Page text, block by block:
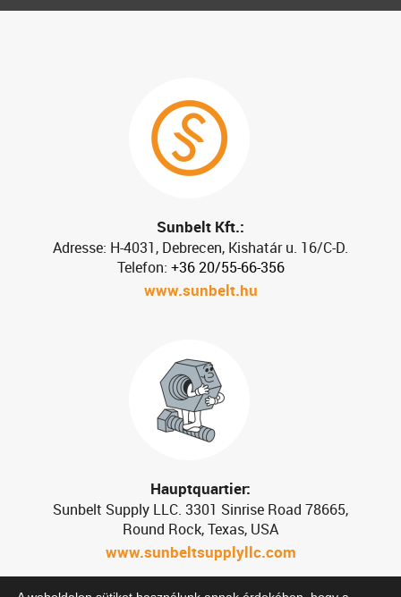
Sunbelt Kft.:
Adresse: H-4031, Debrecen, Kishatár u. 16/C-D.
Telefon: +36 20/55-66-356
www.sunbelt.hu
Hauptquartier:
Sunbelt Supply LLC. 3301 Sinrise Road 78665,
Round Rock, Texas, USA
www.sunbeltsupplyllc.com